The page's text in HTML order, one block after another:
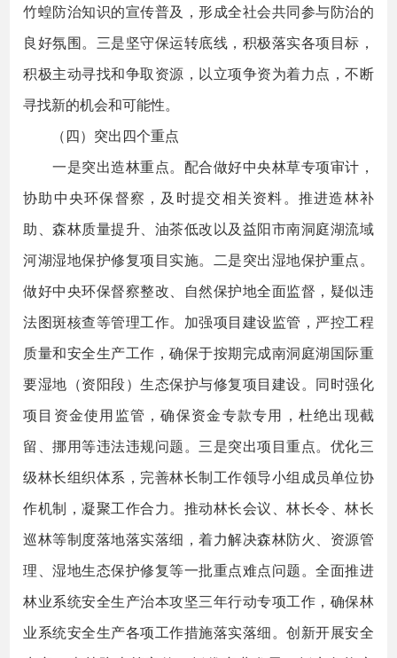
竹蝗防治知识的宣传普及，形成全社会共同参与防治的
良好氛围。三是坚守保运转底线，积极落实各项目标，
积极主动寻找和争取资源，以立项争资为着力点，不断
寻找新的机会和可能性。
（四）突出四个重点
一是突出造林重点。配合做好中央林草专项审计，
协助中央环保督察，及时提交相关资料。推进造林补
助、森林质量提升、油茶低改以及益阳市南洞庭湖流域
河湖湿地保护修复项目实施。二是突出湿地保护重点。
做好中央环保督察整改、自然保护地全面监督，疑似违
法图斑核查等管理工作。加强项目建设监管，严控工程
质量和安全生产工作，确保于按期完成南洞庭湖国际重
要湿地（资阳段）生态保护与修复项目建设。同时强化
项目资金使用监管，确保资金专款专用，杜绝出现截
留、挪用等违法违规问题。三是突出项目重点。优化三
级林长组织体系，完善林长制工作领导小组成员单位协
作机制，凝聚工作合力。推动林长会议、林长令、林长
巡林等制度落地落实落细，着力解决森林防火、资源管
理、湿地生态保护修复等一批重点难点问题。全面推进
林业系统安全生产治本攻坚三年行动专项工作，确保林
业系统安全生产各项工作措施落实落细。创新开展安全